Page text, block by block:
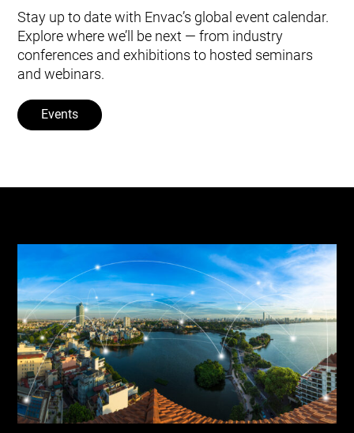
Stay up to date with Envac’s global event calendar.
Explore where we’ll be next — from industry
conferences and exhibitions to hosted seminars
and webinars.
Events